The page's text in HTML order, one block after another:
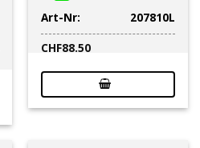
Art-Nr:
207810L
CHF88.50